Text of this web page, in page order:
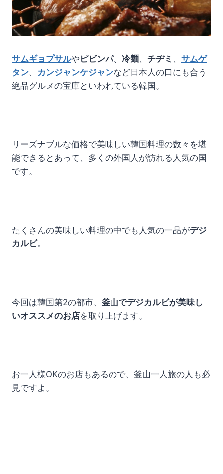
サムギョプサルや ピビンパ、 冷麺、 チヂミ 、 サムゲ
タン、 カンジャンケジャンなど日本人の口にも合う
絶品グルメの宝庫といわれている韓国。
リーズナブルな価格で美味しい韓国料理の数々を堪
能できるとあって、多くの外国人が訪れる人気の国
です。
たくさんの美味しい料理の中でも人気の一品がデジ
カルビ。
今回は韓国第2の都市、 釜山でデジカルビが美味し
いオススメのお店を取り上げます。
お一人様OKのお店もあるので、釜山一人旅の人も必
見ですよ。